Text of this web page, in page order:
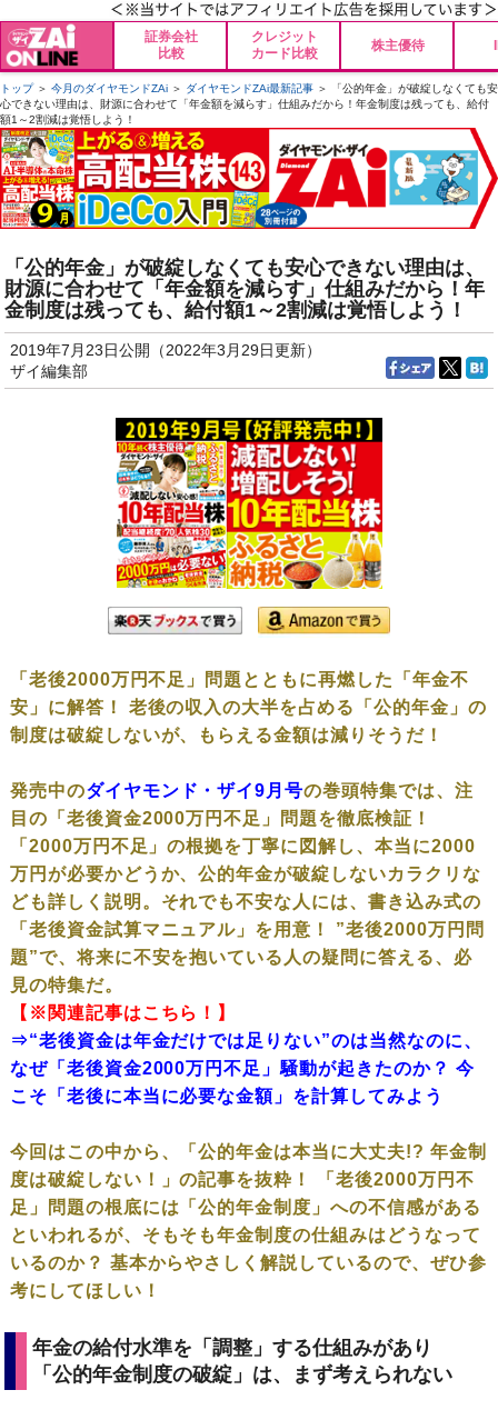
証券会社
比較
クレジット
カード比較
株主優待
トップ＞ 今月のダイヤモンドZAi ＞ ダイヤモンドZAi最新記事 ＞ 「公的年金」が破綻しなくても安
心できない理由は、財源に合わせて「年金額を減らす」仕組みだから！年金制度は残っても、給付
額1～2割減は覚悟しよう！
「公的年金」が破綻しなくても安心できない理由は、
財源に合わせて「年金額を減らす」仕組みだから！年
金制度は残っても、給付額1～2割減は覚悟しよう！
2019年7月23日公開（2022年3月29日更新）
ザイ編集部
「老後2000万円不足」問題とともに再燃した「年金不
安」に解答！ 老後の収入の大半を占める「公的年金」の
制度は破綻しないが、もらえる金額は減りそうだ！
発売中のダイヤモンド・ザイ9月号の巻頭特集では、注
目の「老後資金2000万円不足」問題を徹底検証！
「2000万円不足」の根拠を丁寧に図解し、本当に2000
万円が必要かどうか、公的年金が破綻しないカラクリな
ども詳しく説明。それでも不安な人には、書き込み式の
「老後資金試算マニュアル」を用意！ ”老後2000万円問
題”で、将来に不安を抱いている人の疑問に答える、必
見の特集だ。
【※関連記事はこちら！】
⇒“老後資金は年金だけでは足りない”のは当然なのに、
なぜ「老後資金2000万円不足」騒動が起きたのか？ 今
こそ「老後に本当に必要な金額」を計算してみよう
今回はこの中から、「公的年金は本当に大丈夫!? 年金制
度は破綻しない！」の記事を抜粋！ 「老後2000万円不
足」問題の根底には「公的年金制度」への不信感がある
といわれるが、そもそも年金制度の仕組みはどうなって
いるのか？ 基本からやさしく解説しているので、ぜひ参
考にしてほしい！
年金の給付水準を「調整」する仕組みがあり
「公的年金制度の破綻」は、まず考えられない